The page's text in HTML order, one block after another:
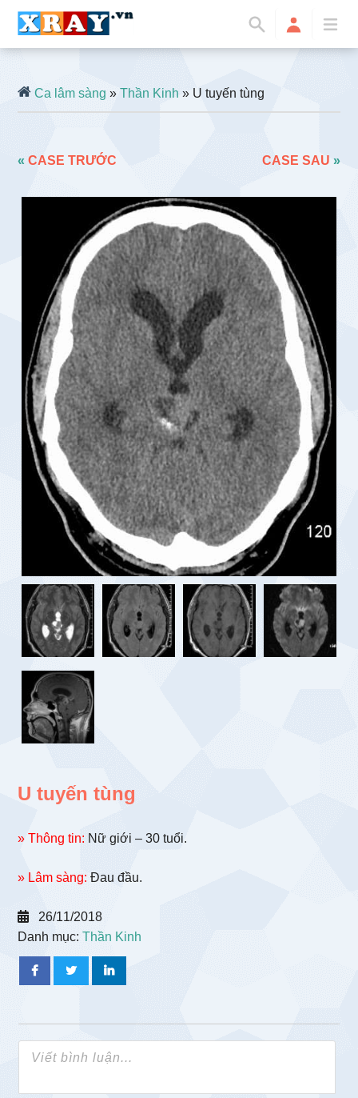
Ca lâm sàng »Thần Kinh » U tuyến tùng
«CASE TRƯỚC CASE SAU »
U tuyến tùng
» Thông tin: Nữ giới – 30 tuổi.
» Lâm sàng:Đau đầu.
26/11/2018
Danh mục:Thần Kinh